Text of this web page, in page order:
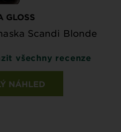
GLOSS
Scandi Blonde
on reviews
všechny recenze
NÁHLED